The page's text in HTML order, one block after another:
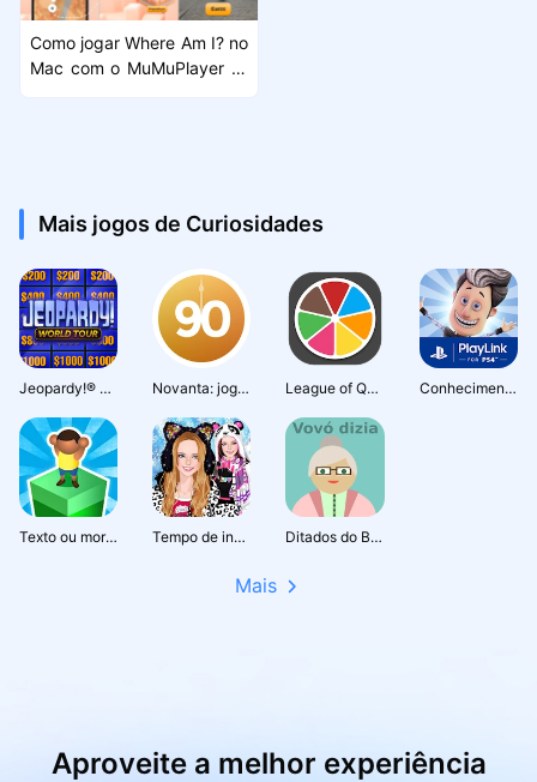
Como jogar Where Am I? no
Mac com o MuMuPlayer Pr
Mais jogos de Curiosidades
Jeopardy!® Trivia TV Game Show Novanta: jogos grupo amigos League of Quiz Trivia Conhecimento é Poder
Texto ou morrer Tempo de inverno com vestir Ditados do Brasil: Vovó dizia
Mais
Aproveite a melhor experiência